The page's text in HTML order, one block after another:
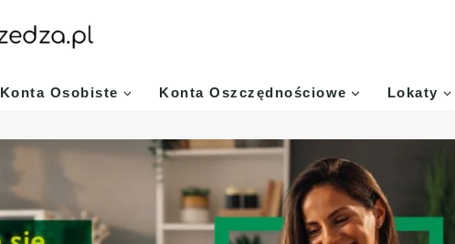
Konta Osobiste Konta Oszczędnościowe Lokaty